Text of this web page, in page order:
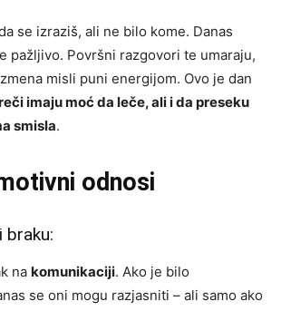
se izraziš, ali ne bilo kome. Danas
pažljivo. Površni razgovori te umaraju,
misli puni energijom. Ovo je dan
imaju moć da leče, ali i da preseku
smisla.
odnosi
braku:
na komunikaciji. Ako je bilo
se oni mogu razjasniti – ali samo ako